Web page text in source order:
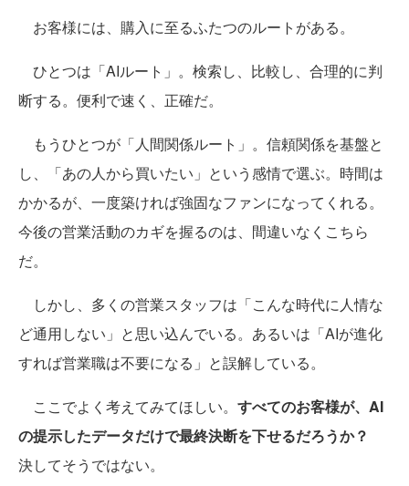
お客様には、購入に至るふたつのルートがある。
ひとつは「AIルート」。検索し、比較し、合理的に判
断する。便利で速く、正確だ。
もうひとつが「人間関係ルート」。信頼関係を基盤と
し、「あの人から買いたい」という感情で選ぶ。時間は
かかるが、一度築ければ強固なファンになってくれる。
今後の営業活動のカギを握るのは、間違いなくこちら
だ。
しかし、多くの営業スタッフは「こんな時代に人情な
ど通用しない」と思い込んでいる。あるいは「AIが進化
すれば営業職は不要になる」と誤解している。
ここでよく考えてみてほしい。 すべてのお客様が、AI
の提示したデータだけで最終決断を下せるだろうか？
決してそうではない。